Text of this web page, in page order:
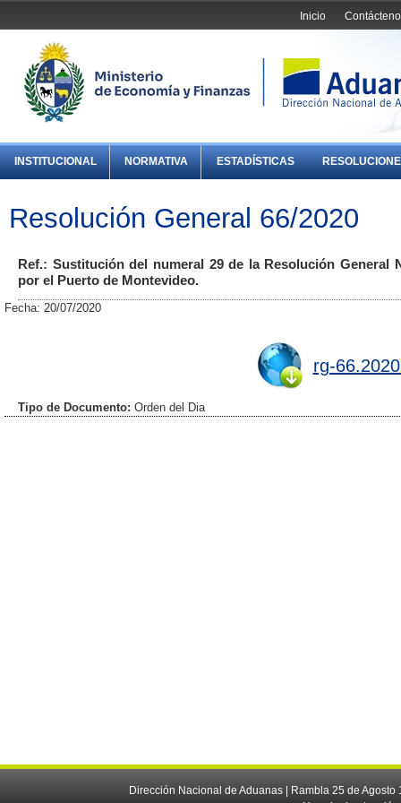
Inicio
INSTITUCIONAL NORMATIVA ESTADÍSTICAS
Resolución General 66/2020
Ref.: Sustitución del numeral 29 de la Resolución General
por el Puerto de Montevideo.
Fecha: 20/07/2020
rg-
Tipo de Documento: Orden del Dia
Dirección Nacional de Aduanas | Rambla 25 de